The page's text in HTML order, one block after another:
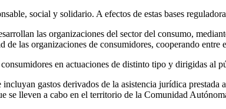
social y solidario. A efectos de estas bases
las organizaciones del sector del consumo,
de las organizaciones de consumidores, cooperando entre
en actuaciones de distinto tipo y dirigidas al
gastos derivados de la asistencia jurídica
se lleven a cabo en el territorio de la Comunidad